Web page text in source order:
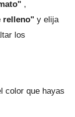
,
relleno" y elija
los
color que hayas